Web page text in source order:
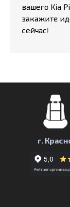
вашего Kia
закажите
сейчас!
г.